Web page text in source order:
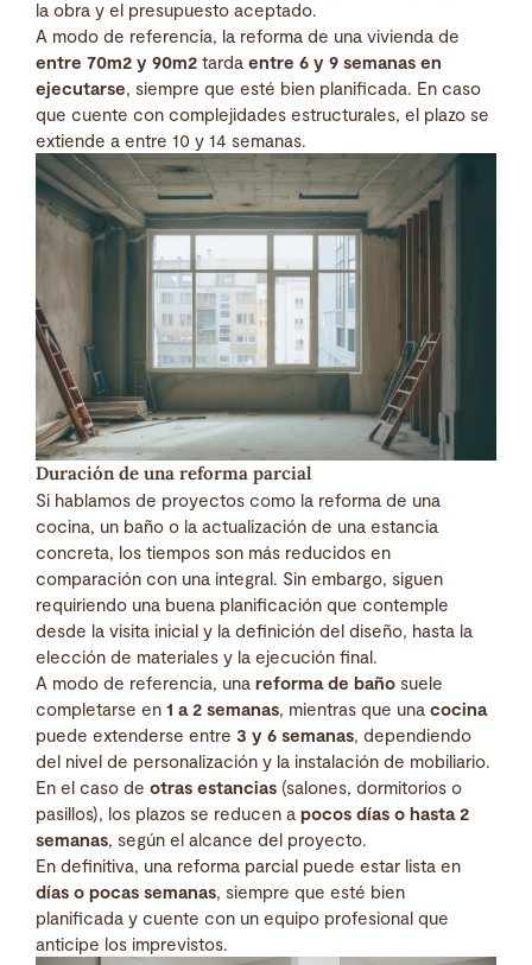
la obra y el presupuesto aceptado.
A modo de referencia, la reforma de una vivienda de
entre 70m2 y 90m2 tarda entre 6 y 9 semanas en
ejecutarse, siempre que esté bien planificada. En caso
que cuente con complejidades estructurales, el plazo se
extiende a entre 10 y 14 semanas.
Duración de una reforma parcial
Si hablamos de proyectos como la reforma de una
cocina, un baño o la actualización de una estancia
concreta, los tiempos son más reducidos en
comparación con una integral. Sin embargo, siguen
requiriendo una buena planificación que contemple
desde la visita inicial y la definición del diseño, hasta la
elección de materiales y la ejecución final.
A modo de referencia, una reforma de baño suele
completarse en 1 a 2 semanas, mientras que una cocina
puede extenderse entre 3 y 6 semanas, dependiendo
del nivel de personalización y la instalación de mobiliario.
En el caso de otras estancias (salones, dormitorios o
pasillos), los plazos se reducen a pocos días o hasta 2
semanas, según el alcance del proyecto.
En definitiva, una reforma parcial puede estar lista en
días o pocas semanas, siempre que esté bien
planificada y cuente con un equipo profesional que
anticipe los imprevistos.